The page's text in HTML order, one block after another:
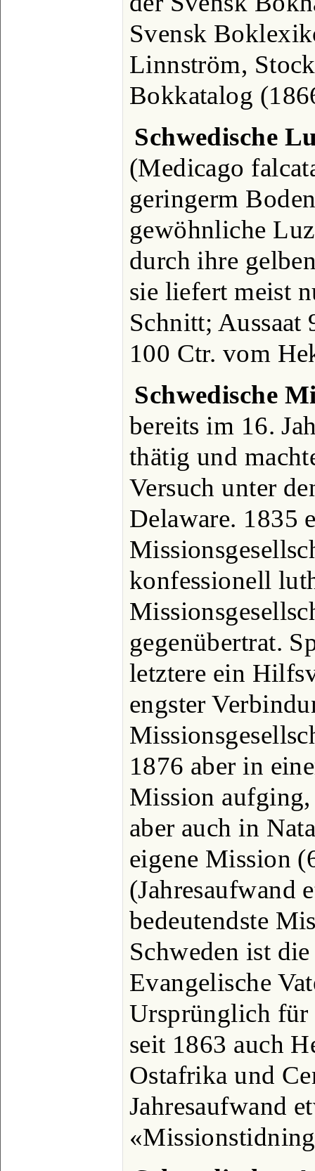
Svensk
Linnström,
Bokkatalog
Schwedische
(Medicago
geringerm
gewöhnliche
durch ihre
sie liefert meist
Schnitt; Aussaat
100 Ctr. vom
Schwedische
bereits im 16.
thätig und
Versuch unter
Delaware. 1835
konfessionell
gegenübertrat.
letztere ein
engster
1876 aber in
Mission
aber auch in
eigene Mission
(Jahresaufwand
bedeutendste
Schweden ist
Evangelische
Ursprünglich für
seit 1863 auch
Ostafrika und
Jahresaufwand